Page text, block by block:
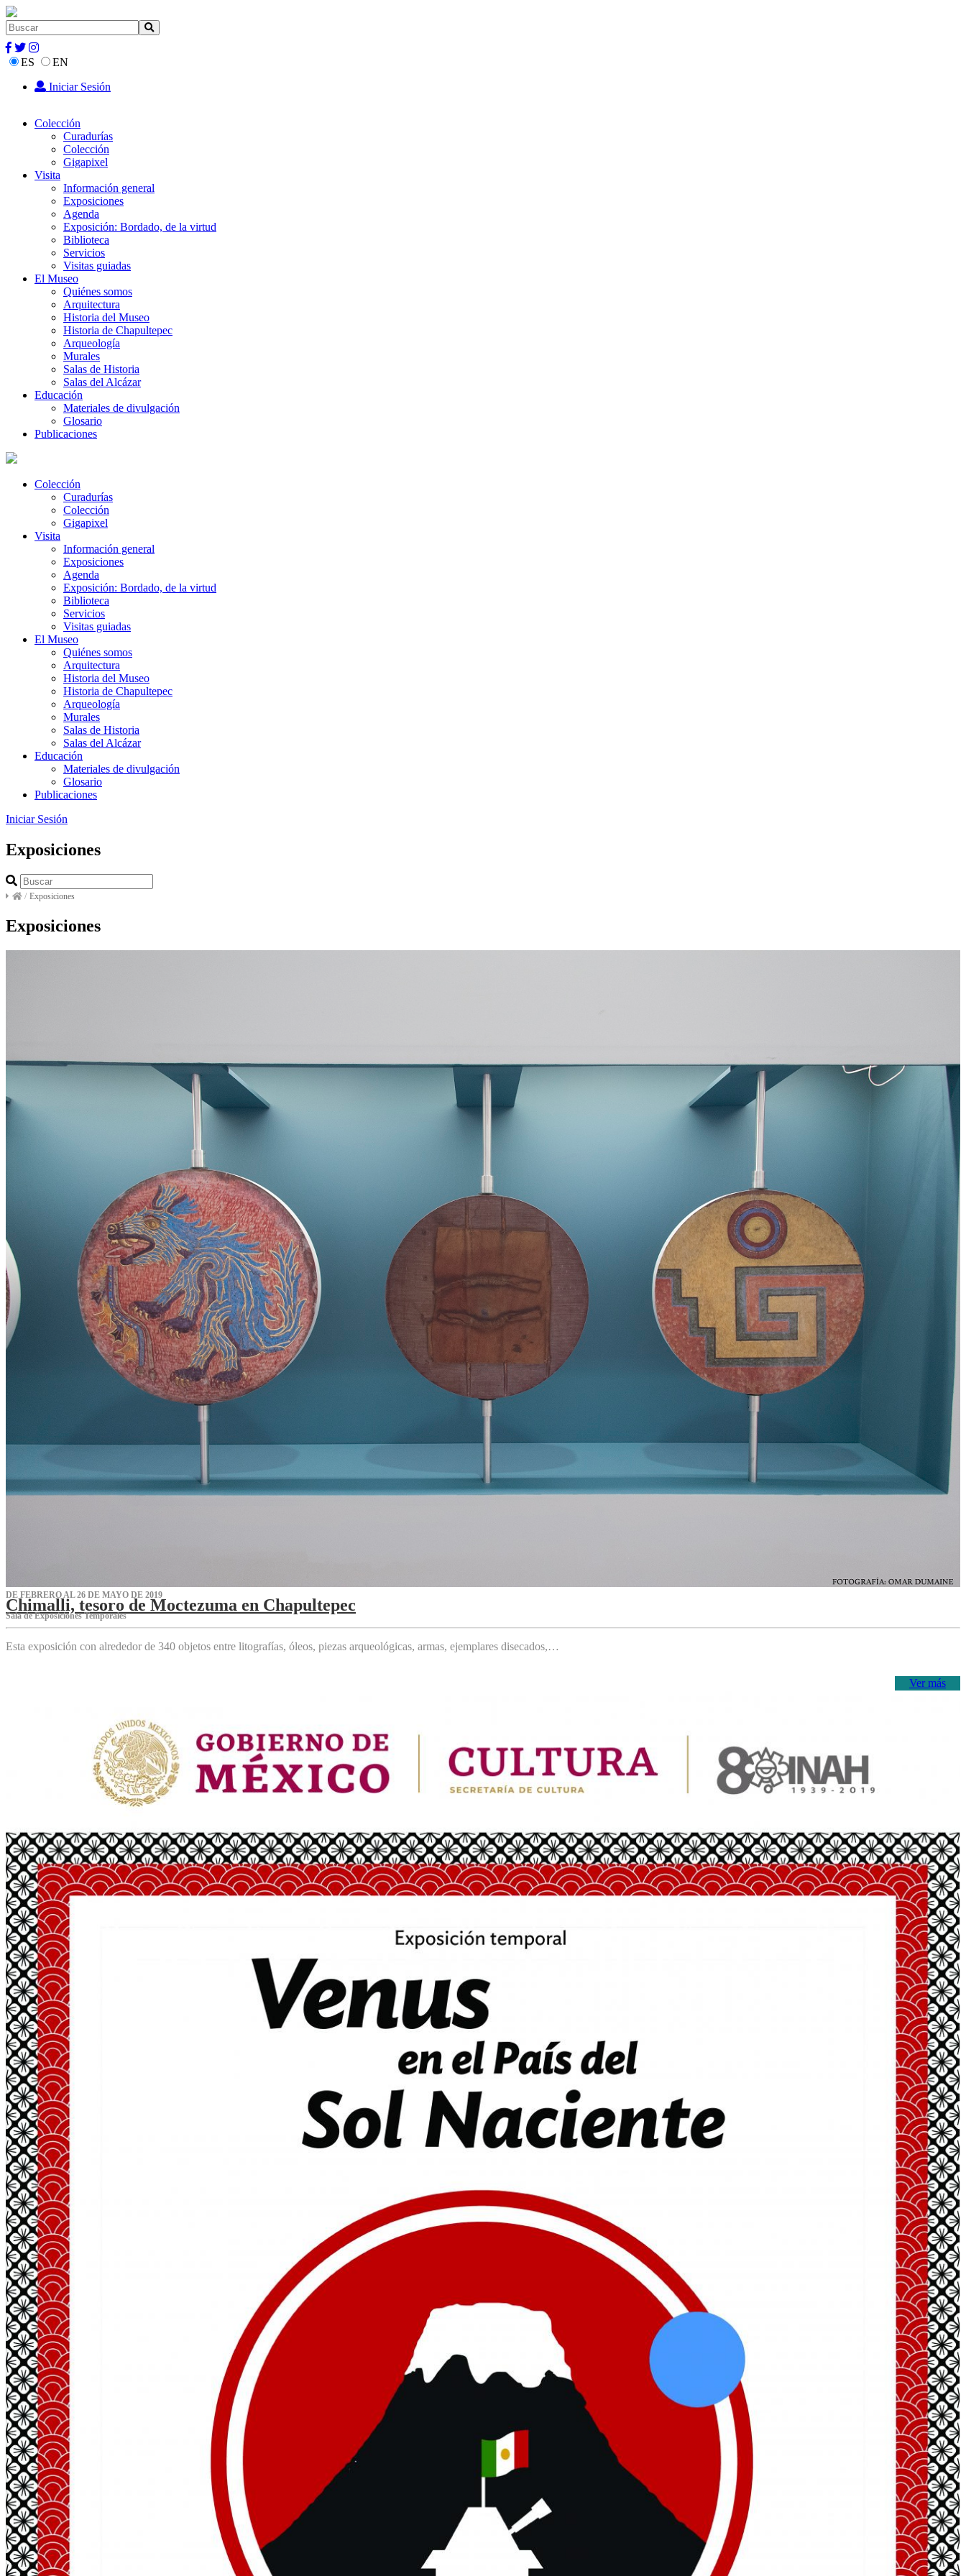
ES
EN
Iniciar Sesión
Colección
Curadurías
Colección
Gigapixel
Visita
Información general
Exposiciones
Agenda
Exposición: Bordado, de la virtud
Biblioteca
Servicios
Visitas guiadas
El Museo
Quiénes somos
Arquitectura
Historia del Museo
Historia de Chapultepec
Arqueología
Murales
Salas de Historia
Salas del Alcázar
Educación
Materiales de divulgación
Glosario
Publicaciones
Colección
Curadurías
Colección
Gigapixel
Visita
Información general
Exposiciones
Agenda
Exposición: Bordado, de la virtud
Biblioteca
Servicios
Visitas guiadas
El Museo
Quiénes somos
Arquitectura
Historia del Museo
Historia de Chapultepec
Arqueología
Murales
Salas de Historia
Salas del Alcázar
Educación
Materiales de divulgación
Glosario
Publicaciones
Iniciar Sesión
Exposiciones
/ Exposiciones
Exposiciones
DE FEBRERO AL 26 DE MAYO DE 2019
Chimalli, tesoro de Moctezuma en Chapultepec
Sala de Exposiciones Temporales
Esta exposición con alrededor de 340 objetos entre litografías, óleos, piezas arqueológicas, armas, ejemplares disecados,…
Ver más